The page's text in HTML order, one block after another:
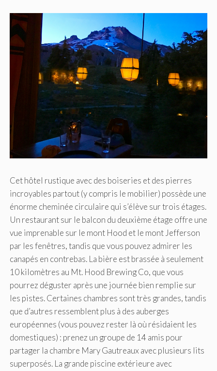
Cet hôtel rustique avec des boiseries et des pierres
incroyables partout (y compris le mobilier) possède une
énorme cheminée circulaire qui s’élève sur trois étages.
Un restaurant sur le balcon du deuxième étage offre une
vue imprenable sur le mont Hood et le mont Jefferson
par les fenêtres, tandis que vous pouvez admirer les
canapés en contrebas. La bière est brassée à seulement
10 kilomètres au Mt. Hood Brewing Co, que vous
pourrez déguster après une journée bien remplie sur
les pistes. Certaines chambres sont très grandes, tandis
que d’autres ressemblent plus à des auberges
européennes (vous pouvez rester là où résidaient les
domestiques) : prenez un groupe de 14 amis pour
partager la chambre Mary Gautreaux avec plusieurs lits
superposés. La grande piscine extérieure avec